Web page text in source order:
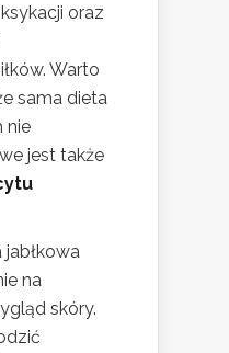
oraz
Warto
sama dieta
nie
jest także
na
skóry.